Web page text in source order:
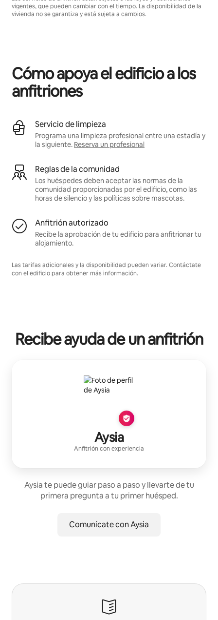
vigentes, que pueden cambiar con el tiempo. La disponibilidad de la
vivienda no se garantiza y está sujeta a cambios.
Cómo apoya el edificio a los
anfitriones
Servicio de limpieza
Programa una limpieza profesional entre una estadía y
la siguiente. Reserva un profesional
Reglas de la comunidad
Los huéspedes deben aceptar las normas de la
comunidad proporcionadas por el edificio, como las
horas de silencio y las políticas sobre mascotas.
Anfitrión autorizado
Recibe la aprobación de tu edificio para anfitrionar tu
alojamiento.
Las tarifas adicionales y la disponibilidad pueden variar. Contáctate
con el edificio para obtener más información.
Recibe ayuda de un anfitrión
Aysia
Anfitrión con experiencia
Aysia te puede guiar paso a paso y llevarte de tu
primera pregunta a tu primer huésped.
Comunícate con Aysia